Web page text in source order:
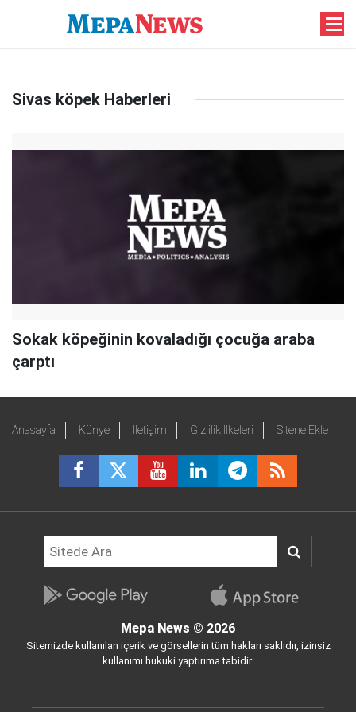
Sivas köpek Haberleri
Sokak köpeğinin kovaladığı çocuğa araba
çarptı
Anasayfa Künye İletişim Gizlilik İlkeleri Sitene Ekle
Mepa News © 2026
Sitemizde kullanılan içerik ve görsellerin tüm hakları saklıdır, izinsiz
kullanımı hukuki yaptırıma tabidir.